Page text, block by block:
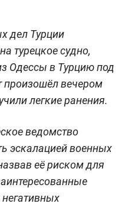
дел Турции
турецкое судно,
Одессы в Турцию под
произошёл вечером
легкие ранения.
ведомство
эскалацией военных
её риском для